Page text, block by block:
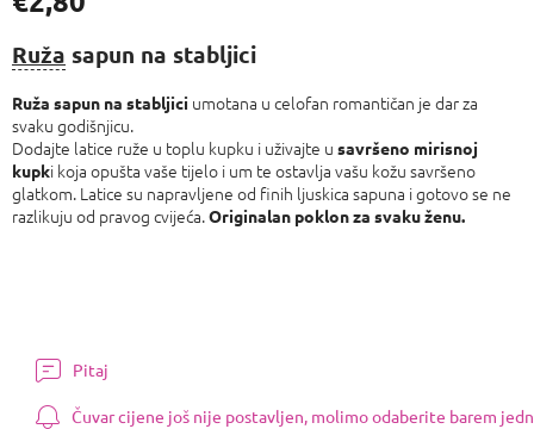
Izmjeri
cijenu:
Ruža sapun na stabljici
Ruža sapun na stabljici umotana u celofan romantičan je dar za
svaku godišnjicu.
Dodajte latice ruže u toplu kupku i uživajte u savršeno mirisnoj
kupki koja opušta vaše tijelo i um te ostavlja vašu kožu savršeno
glatkom. Latice su napravljene od finih ljuskica sapuna i gotovo se ne
razlikuju od pravog cvijeća.Originalan poklon za svaku ženu.
Pitaj
Čuvar cijene još nije postavljen, molimo odaberite barem